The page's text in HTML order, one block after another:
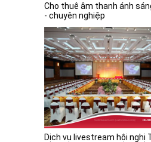
Cho thuê âm thanh ánh
- chuyên nghiệp
Dịch vụ livestream hội nghị